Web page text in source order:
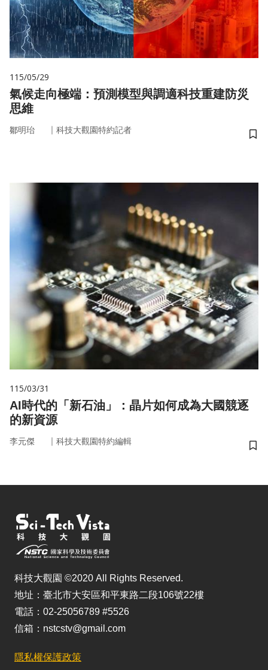
115/05/29
氣候走向極端：預測模型與調適科技重建防災
思維
鄒明珆 ｜ 科技大觀園特約記者
儲
115/03/31
AI時代的「新石油」：晶片如何成為大國競逐
的新資源
李元傑 ｜ 科技大觀園特約編輯
儲
科技大觀園 ©2020 All Rights Reserved.
地址：臺北市大安區和平東路二段106號22樓
電話：02-25056789 #5526
信箱：nstcstv@gmail.com
隱私權保護政策